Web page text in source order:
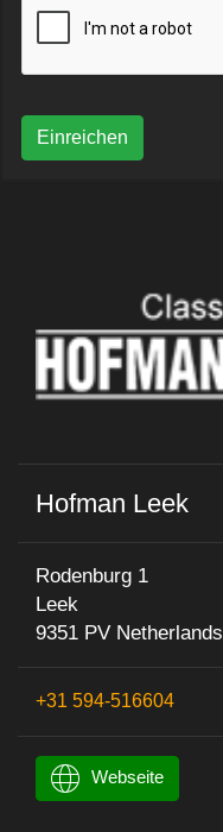
Einreichen
Hofman Leek
Rodenburg 1
Leek
9351 PV Netherlands
+31 594-516604
Webseite